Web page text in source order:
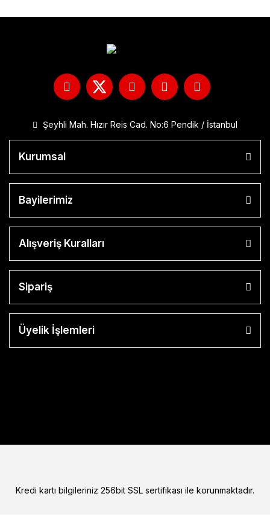
Şeyhli Mah. Hızır Reis Cad. No:6 Pendik / İstanbul
Kurumsal
Bayilerimiz
Alışveriş Kuralları
Sipariş
Üyelik İşlemleri
Kredi kartı bilgileriniz 256bit SSL sertifikası ile korunmaktadır.